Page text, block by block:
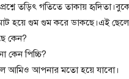
তড়িৎ গতিতে তাকায়
হয়ে গুম গুম করে ডাকছে।এই
কেন?
কেন পিচ্চি?
আমিও আপনার মতো হয়ে যাবো।